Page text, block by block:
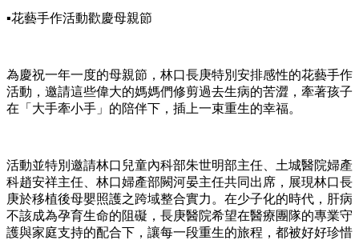
▪️花藝手作活動歡慶母親節
為慶祝一年一度的母親節，林口長庚特別安排感性的花藝手作
活動，邀請這些偉大的媽媽們修剪過去生病的苦澀，牽著孩子
在「大手牽小手」的陪伴下，插上一束重生的幸福。
活動並特別邀請林口兒童內科部朱世明部主任、土城醫院婦產
科趙安祥主任、林口婦產部闕河晏主任共同出席，展現林口長
庚於移植後母嬰照護之跨域整合實力。在少子化的時代，肝病
不該成為孕育生命的阻礙，長庚醫院希望在醫療團隊的專業守
護與家庭支持的配合下，讓每一段重生的旅程，都被好好珍惜